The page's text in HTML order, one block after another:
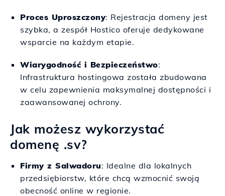
Proces Uproszczony: Rejestracja domeny jest
szybka, a zespół Hostico oferuje dedykowane
wsparcie na każdym etapie.
Wiarygodność i Bezpieczeństwo:
Infrastruktura hostingowa została zbudowana
w celu zapewnienia maksymalnej dostępności i
zaawansowanej ochrony.
Jak możesz wykorzystać
domenę .sv?
Firmy z Salwadoru: Idealne dla lokalnych
przedsiębiorstw, które chcą wzmocnić swoją
obecność online w regionie.